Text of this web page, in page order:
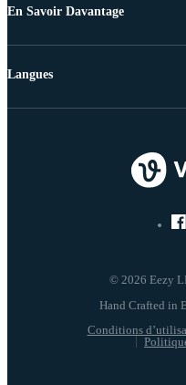
En Savoir Davantage
© 2026 Eezy
Conditions
Langues